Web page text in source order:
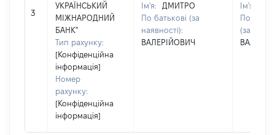
3
УКРАЇНСЬКИЙ
МІЖНАРОДНИЙ
БАНК"
Тип рахунку:
[Конфіденційна
інформація]
Номер
рахунку:
[Конфіденційна
інформація]
Ім'я:
ДМИТРО
По батькові (за
наявності):
ВАЛЕРІЙОВИЧ
Ім'я:
По
(за